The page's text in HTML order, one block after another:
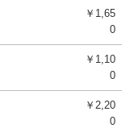
￥1,65
0
￥1,10
0
￥2,20
0